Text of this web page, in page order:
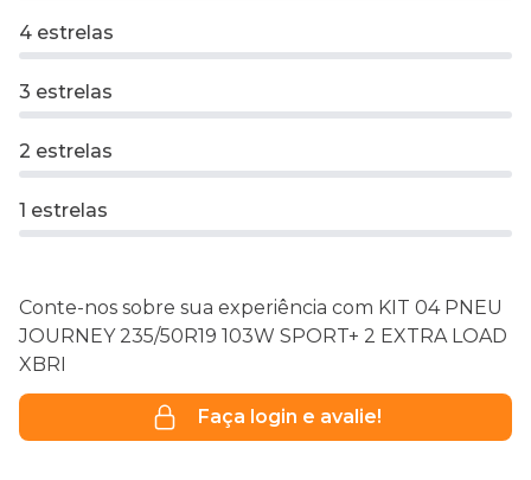
4 estrelas
3 estrelas
2 estrelas
1 estrelas
Conte-nos sobre sua experiência com KIT 04 PNEU
JOURNEY 235/50R19 103W SPORT+ 2 EXTRA LOAD
XBRI
Faça login e avalie!